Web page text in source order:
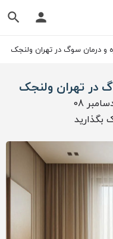
و درمان سوگ در تهران ولنجک
در تهران ولنجک
08
بگذارید